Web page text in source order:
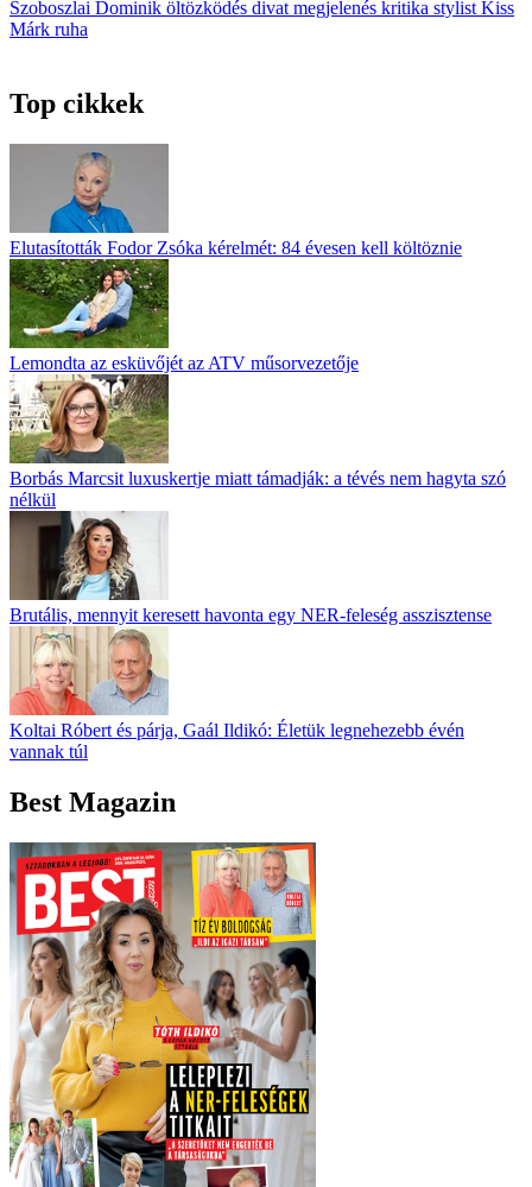
Szoboszlai Dominik öltözködés divat megjelenés kritika stylist Kiss
Márk ruha
Top cikkek
Elutasították Fodor Zsóka kérelmét: 84 évesen kell költöznie
Lemondta az esküvőjét az ATV műsorvezetője
Borbás Marcsit luxuskertje miatt támadják: a tévés nem hagyta szó
nélkül
Brutális, mennyit keresett havonta egy NER-feleség asszisztense
Koltai Róbert és párja, Gaál Ildikó: Életük legnehezebb évén
vannak túl
Best Magazin